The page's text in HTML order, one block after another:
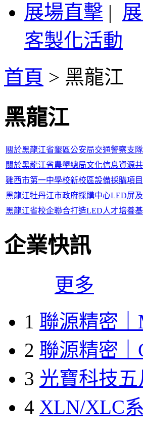
展場直擊 |
客製化活動
首頁 > 黑龍江
黑龍江
關於黑龍江省墾區公安局交通警察支
關於黑龍江省農墾總局文化信息資源
雞西市第一中學校新校區設備採購項
黑龍江牡丹江市政府採購中心LED屏
黑龍江省校企聯合打造LED人才培養
企業快訊
更多
1 聯源精密
2 聯源精密
3 光寶科技
4 XLN/XLC